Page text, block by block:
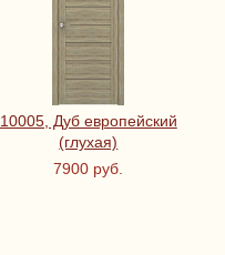
10005, Дуб европейский
(глухая)
7900 руб.